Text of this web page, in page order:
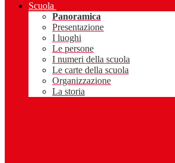
Scuola
Panoramica
Presentazione
I luoghi
Le persone
I numeri della scuola
Le carte della scuola
Organizzazione
La storia